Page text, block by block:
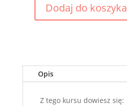
6
Dodaj do koszyka
Opis
Z tego kursu dowiesz się: